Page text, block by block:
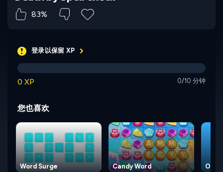
83%
登录以保留 XP
0 XP 0/10 分钟
您也喜欢
Word Surge Candy Word